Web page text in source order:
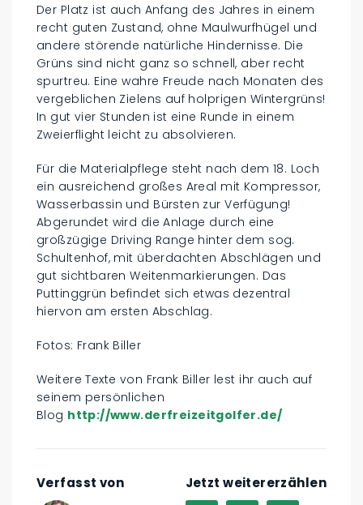
Der Platz ist auch Anfang des Jahres in einem
recht guten Zustand, ohne Maulwurfhügel und
andere störende natürliche Hindernisse. Die
Grüns sind nicht ganz so schnell, aber recht
spurtreu. Eine wahre Freude nach Monaten des
vergeblichen Zielens auf holprigen Wintergrüns!
In gut vier Stunden ist eine Runde in einem
Zweierflight leicht zu absolvieren.
Für die Materialpflege steht nach dem 18. Loch
ein ausreichend großes Areal mit Kompressor,
Wasserbassin und Bürsten zur Verfügung!
Abgerundet wird die Anlage durch eine
großzügige Driving Range hinter dem sog.
Schultenhof, mit überdachten Abschlägen und
gut sichtbaren Weitenmarkierungen. Das
Puttinggrün befindet sich etwas dezentral
hiervon am ersten Abschlag.
Fotos: Frank Biller
Weitere Texte von Frank Biller lest ihr auch auf
seinem persönlichen
Blog http://www.derfreizeitgolfer.de/
Verfasst von Jetzt weitererzählen